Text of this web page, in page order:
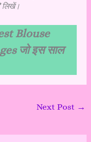
लिखें।
Blouse
जो इस साल
Next Post →